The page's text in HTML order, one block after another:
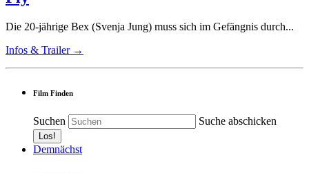
Die 20-jährige Bex (Svenja Jung) muss sich im Gefängnis durch...
Infos & Trailer →
Film Finden
Suchen Suche abschicken
Demnächst